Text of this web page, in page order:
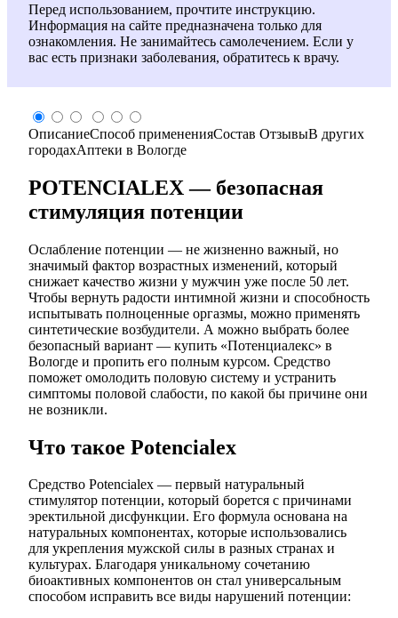
Перед использованием, прочтите инструкцию.
Информация на сайте предназначена только для
ознакомления. Не занимайтесь самолечением. Если у
вас есть признаки заболевания, обратитесь к врачу.
ОписаниеСпособ примененияСостав ОтзывыВ других
городахАптеки в Вологде
POTENCIALEX — безопасная
стимуляция потенции
Ослабление потенции — не жизненно важный, но
значимый фактор возрастных изменений, который
снижает качество жизни у мужчин уже после 50 лет.
Чтобы вернуть радости интимной жизни и способность
испытывать полноценные оргазмы, можно применять
синтетические возбудители. А можно выбрать более
безопасный вариант — купить «Потенциалекс» в
Вологде и пропить его полным курсом. Средство
поможет омолодить половую систему и устранить
симптомы половой слабости, по какой бы причине они
не возникли.
Что такое Potencialex
Средство Potencialex — первый натуральный
стимулятор потенции, который борется с причинами
эректильной дисфункции. Его формула основана на
натуральных компонентах, которые использовались
для укрепления мужской силы в разных странах и
культурах. Благодаря уникальному сочетанию
биоактивных компонентов он стал универсальным
способом исправить все виды нарушений потенции: